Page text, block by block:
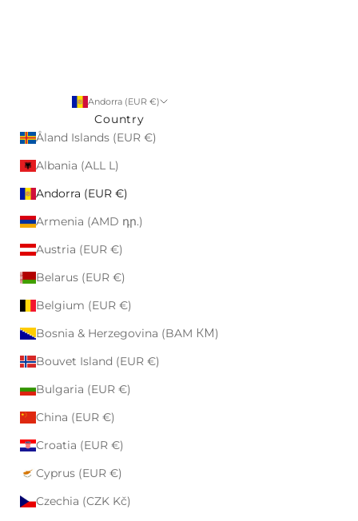
Andorra (EUR €)
Country
Åland Islands (EUR €)
Albania (ALL L)
Andorra (EUR €)
Armenia (AMD դր.)
Austria (EUR €)
Belarus (EUR €)
Belgium (EUR €)
Bosnia & Herzegovina (BAM КМ)
Bouvet Island (EUR €)
Bulgaria (EUR €)
China (EUR €)
Croatia (EUR €)
Cyprus (EUR €)
Czechia (CZK Kč)